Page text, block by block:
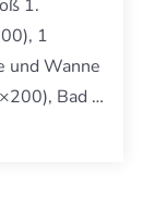
1.
1
und Wanne
Bad …